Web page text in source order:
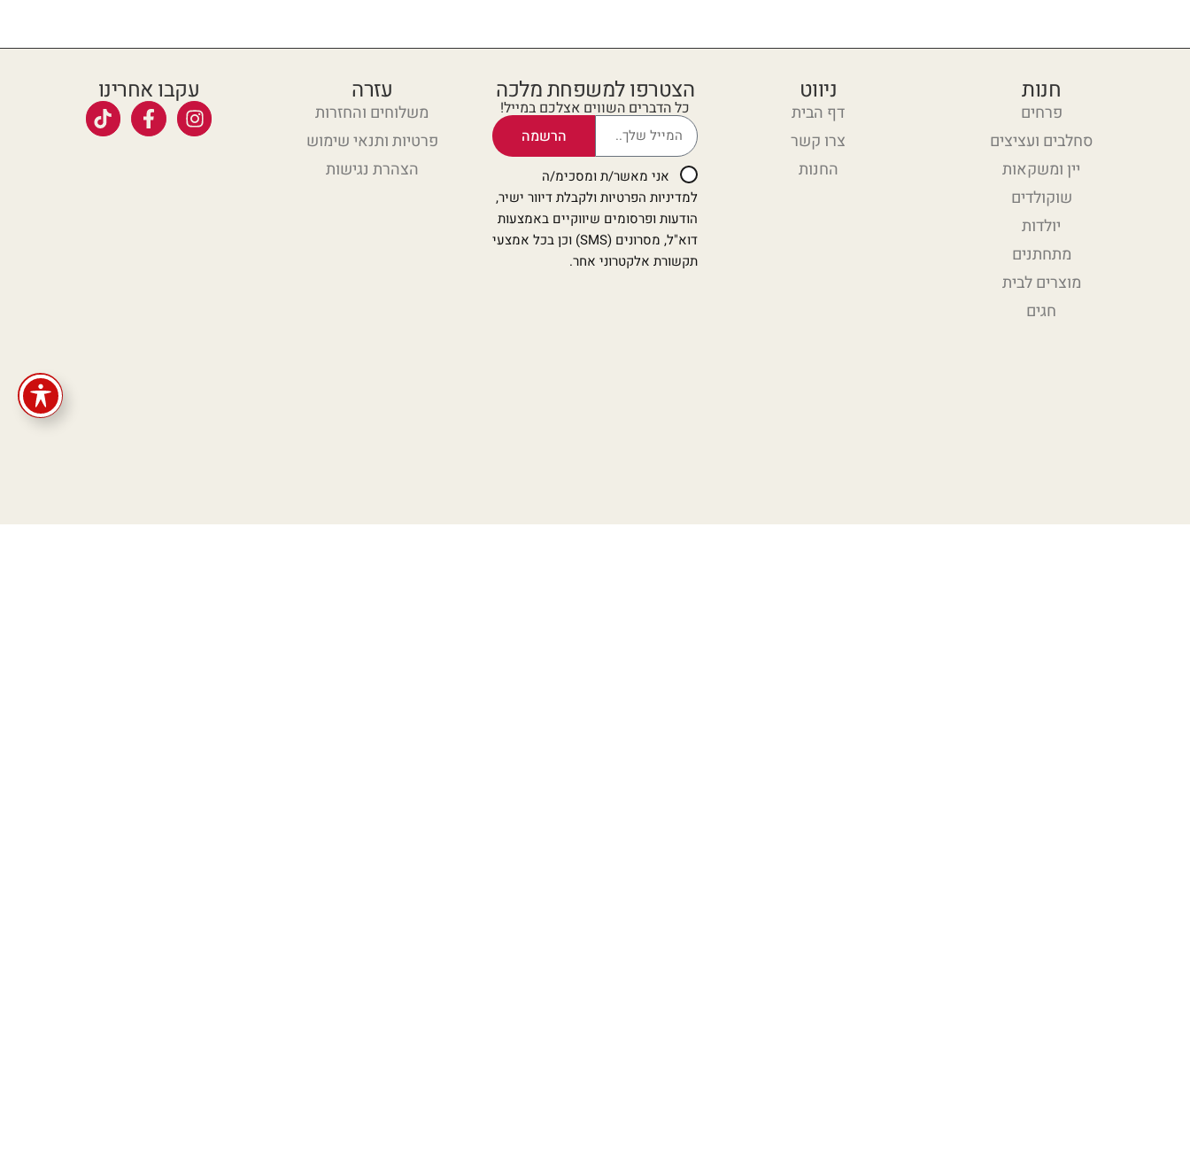
חנות
פרחים
סחלבים ועציצים
יין ומשקאות
שוקולדים
יולדות
מתחתנים
מוצרים לבית
חגים
ניווט
דף הבית
צרו קשר
החנות
הצטרפו למשפחת מלכה
כל הדברים השווים אצלכם במייל!
אני מאשר/ת ומסכימ/ה
למדיניות הפרטיות ולקבלת דיוור ישיר,
הודעות ופרסומים שיווקיים באמצעות
דוא"ל, מסרונים (SMS) וכן בכל אמצעי
תקשורת אלקטרוני אחר.
הרשמה
עזרה
משלוחים והחזרות
פרטיות ותנאי שימוש
הצהרת נגישות
עקבו אחרינו